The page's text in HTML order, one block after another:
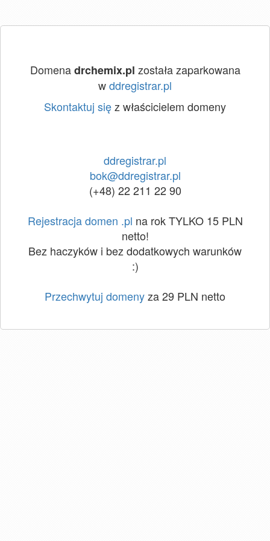
Domenadrchemix.pl została zaparkowana
wddregistrar.pl
Skontaktuj sięz właścicielem domeny
ddregistrar.pl
bok@ddregistrar.pl
(+48) 22 211 22 90
Rejestracja domen .pl na rok TYLKO 15 PLN
netto!
Bez haczyków i bez dodatkowych warunków
:)
Przechwytuj domenyza 29 PLN netto